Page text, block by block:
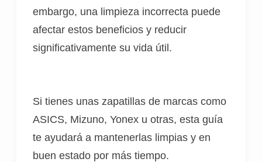
embargo, una limpieza incorrecta puede
afectar estos beneficios y reducir
significativamente su vida útil.
Si tienes unas zapatillas de marcas como
ASICS, Mizuno, Yonex u otras, esta guía
te ayudará a mantenerlas limpias y en
buen estado por más tiempo.